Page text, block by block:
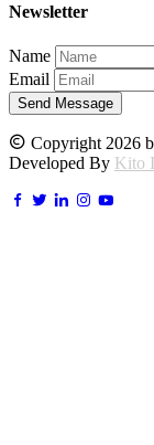
Newsletter
Name
Email
Send Message
Copyright 2026
Developed By Kito